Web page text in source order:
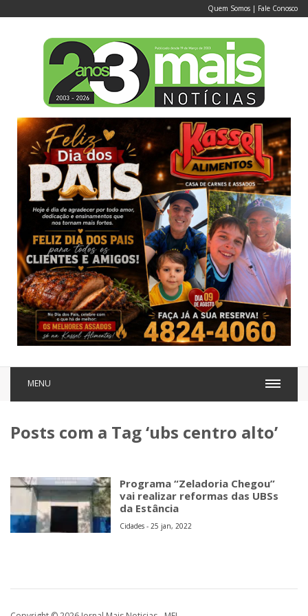
Quem Somos | Fale Conosco
MENU
Posts com a Tag ‘ubs centro alto’
Programa “Zeladoria Chegou”
vai realizar reformas das UBSs
da Estância
Cidades - 25 jan, 2022